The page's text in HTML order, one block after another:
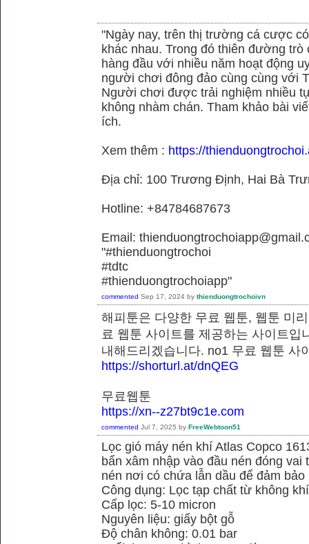
"Ngày nay, trên thị trường cá cược
khác nhau. Trong đó thiên đường
hàng đầu với nhiều năm hoạt động
người chơi đông đảo cùng cùng với
Người chơi được trải nghiệm nhiều
không nhàm chán. Tham khảo bài
ích.
Xem thêm : https://
Địa chỉ: 100 Trương Định, Hai Bà
Hotline: +84784687673
Email:
"#thienduongtrochoi
#tdtc
#thienduongtrochoiapp"
commented Sep 17, 2024 by thienduongtrochoivn
해피툰은 다양한 무료 웹툰, 웹툰 미
료 웹툰 사이트를 제공하는 사이트
내해드리겠습니다. no1 무료 웹
https://shorturl.at/dnQEG
무료웹툰
https://xn--z27bt9c1e.com
commented Jul 7, 2025 by FreeWebtoon51
Lọc gió máy nén khí Atlas Copco
bẩn xâm nhập vào đầu nén đóng
nén nơi có chứa lẫn dầu để đảm
Công dụng: Lọc tạp chất từ không
Cấp lọc: 5-10 micron
Nguyên liệu: giấy bột gỗ
Độ chân không: 0.01 bar